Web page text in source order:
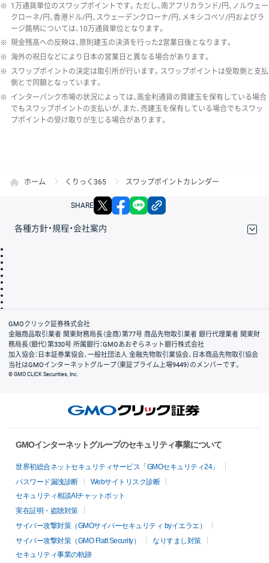
※ 1万通貨単位のスワップポイントです。ただし、南アフリカランド/円、ノルウェー
クローネ/円、香港ドル/円、スウェーデンクローナ/円、メキシコペソ/円およびラ
ージ銘柄については、10万通貨単位となります。
※ 現金残高への反映は、原則建玉の決済を行った2営業日後となります。
※ 海外の祝日などにより日本の営業日と異なる場合があります。
※ スワップポイントの決定は取引所が行います。スワップポイントは受取側と支払
側とで同額となっています。
※ インターバンク市場の状況によっては、高金利通貨の買建玉を保有している場合
でもスワップポイントの支払いが、また、売建玉を保有している場合でもスワッ
プポイントの受け取りが生じる場合があります。
ホーム くりっく365 スワップポイントカレンダー
SHARE X facebook
各種方針・規程・会社案内
会社案内
GMOクリック証券株式会社
金融商品取引業者 関東財務局長（金商）第77号 商品先物取引業者 銀行代理業者 関東財
務局長（銀代）第330号 所属銀行：GMOあおぞらネット銀行株式会社
加入協会：日本証券業協会、一般社団法人 金融先物取引業協会、日本商品先物取引協会
当社はGMOインターネットグループ（東証プライム上場9449）のメンバーです。
© GMO CLICK Securities, Inc.
GMOインターネットグループのセキュリティ事業について
世界初総合ネットセキュリティサービス「GMOセキュリティ24」
パスワード漏洩診断
Webサイトリスク診断
セキュリティ相談AIチャットボット
実在証明・盗聴対策
サイバー攻撃対策（GMOサイバーセキュリティ byイエラエ）
サイバー攻撃対策（GMO Flatt Security）
なりすまし対策
セキュリティ事業の軌跡